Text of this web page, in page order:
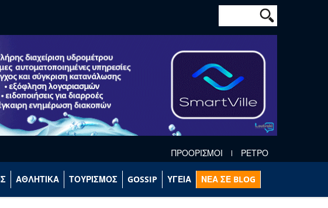
Φόρμα
Αναζήτηση
ΠΡΟΟΡΙΣΜΟΙ ΡΕΤΡΟ
ΑΘΛΗΤΙΚΑ ΤΟΥΡΙΣΜΟΣ GOSSIP ΥΓΕΙΑ ΝΕΑ ΣΕ BLOG